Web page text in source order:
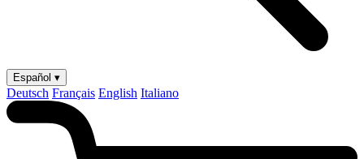
Español ▾
Deutsch Français English Italiano